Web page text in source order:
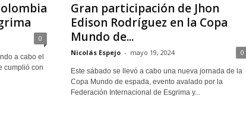
0
a cabo el
cumplió con
Gran participación de Jhon
Edison Rodríguez en la Copa
Mundo de...
Nicolás Espejo - mayo 19, 2024 0
Este sábado se llevó a cabo una nueva jornada de la
Copa Mundo de espada, evento avalado por la
Federación Internacional de Esgrima y...